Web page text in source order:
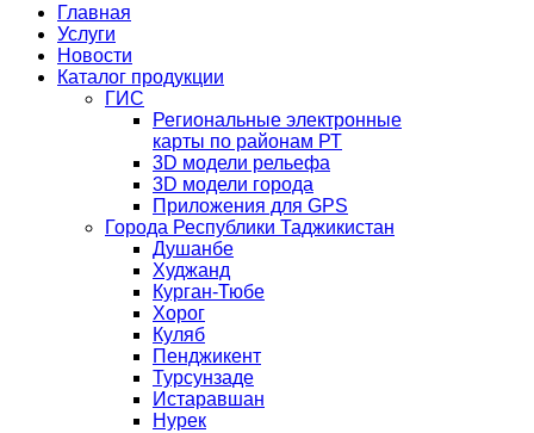
Главная
Услуги
Новости
Каталог продукции
ГИС
Региональные электронные
карты по районам РТ
3D модели рельефа
3D модели города
Приложения для GPS
Города Республики Таджикистан
Душанбе
Худжанд
Курган-Тюбе
Хорог
Куляб
Пенджикент
Турсунзаде
Истаравшан
Нурек